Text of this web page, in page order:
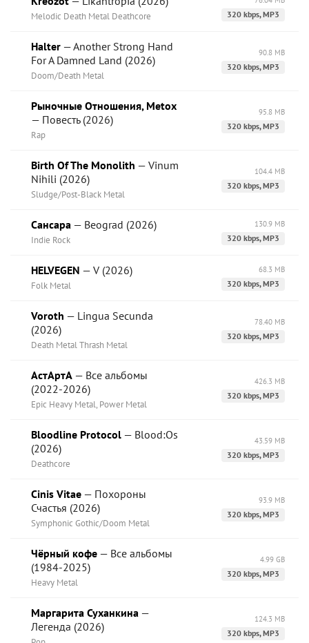
Melodic Death Metal Deathcore 320 kbps, MP3
Halter — Another Strong Hand
For A Damned Land (2026)
Doom/Death Metal
90.8 MB
320 kbps, MP3
Рыночные Отношения, Metox
— Повесть (2026)
Rap
95.8 MB
320 kbps, MP3
Birth Of The Monolith — Vinum
Nihili (2026)
Sludge/Post-Black Metal
104.4 MB
320 kbps, MP3
Сансара — Beograd (2026)
Indie Rock
130.9 MB
320 kbps, MP3
HELVEGEN — V (2026)
Folk Metal
68.3 MB
320 kbps, MP3
Voroth — Lingua Secunda
(2026)
Death Metal Thrash Metal
78.40 MB
320 kbps, MP3
АстАртА — Все альбомы
(2022-2026)
Epic Heavy Metal, Power Metal
426.3 MB
320 kbps, MP3
Bloodline Protocol — Blood:Os
(2026)
Deathcore
43.59 MB
320 kbps, MP3
Cinis Vitae — Похороны
Счастья (2026)
Symphonic Gothic/Doom Metal
93.9 MB
320 kbps, MP3
Чёрный кофе — Все альбомы
(1984-2025)
Heavy Metal
4.99 GB
320 kbps, MP3
Маргарита Суханкина —
Легенда (2026)
124.3 MB
320 kbps, MP3